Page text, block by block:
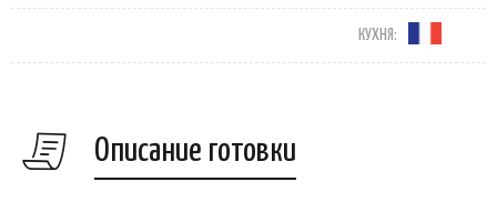
КУХНЯ:
Описание готовки